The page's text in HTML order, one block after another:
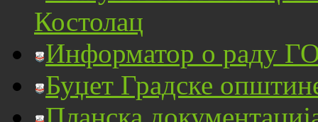
Костолац
Информатор о раду
Буџет Градске